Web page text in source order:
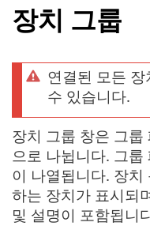
장치 그룹
연결된 모든
수 있습니다.
장치 그룹 창은 그룹
으로 나뉩니다. 그
이 나열됩니다. 장
하는 장치가 표시되
및 설명이 포함됩니